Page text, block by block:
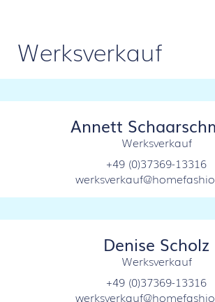
Werksverkauf
Annett
Werksverkauf
+49 (0)37369-13316
Denise Scholz
Werksverkauf
+49 (0)37369-13316